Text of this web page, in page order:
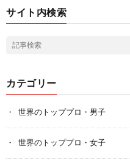
サイト内検索
カテゴリー
世界のトッププロ・男子
世界のトッププロ・女子